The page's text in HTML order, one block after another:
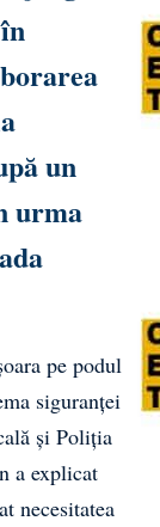
un
urma
pe podul
siguranței
și Poliția
a explicat
necesitatea